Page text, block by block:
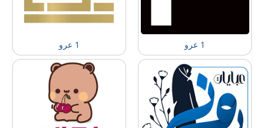
1 عرو 1 عرو